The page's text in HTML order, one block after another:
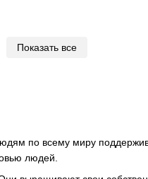
по всему миру
людей.
Показать все